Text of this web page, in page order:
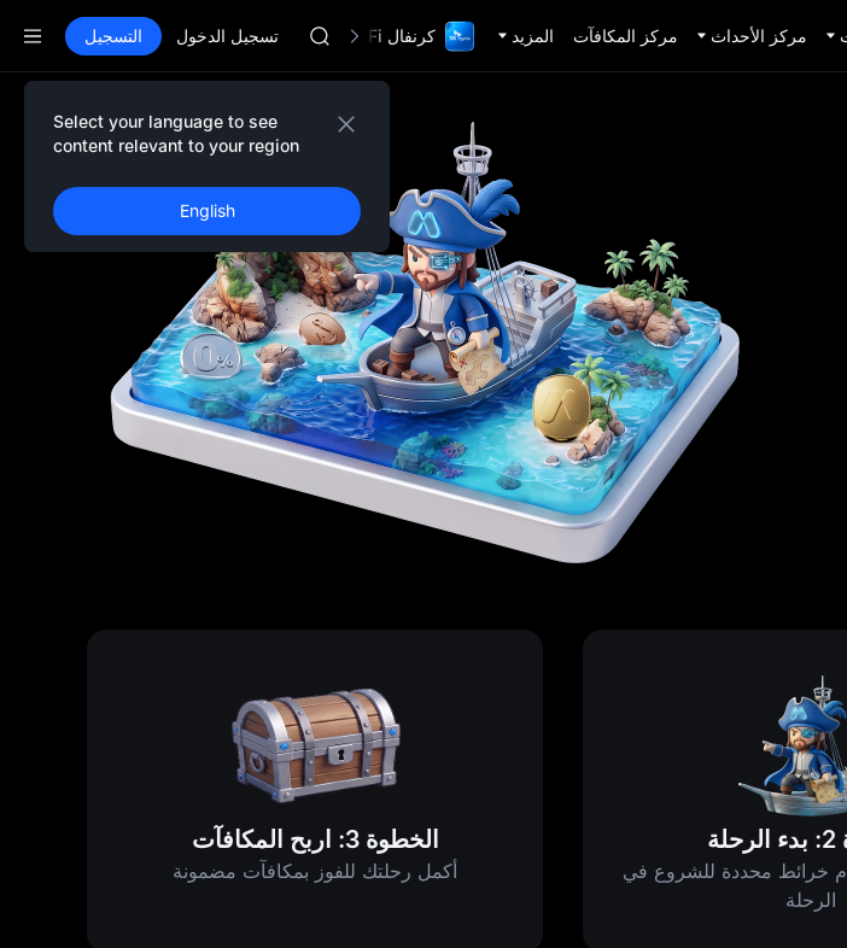
مركز الأحداث مركز المكافآت المزيد كرنفال TradFi مع 1,000,000$
SKYAI
اشتراك سوق يونيتري ستار في 10 أغسطس
GOLD(XAU)
AAOI
تسجيل الدخول التسجيل
Select your language to see
content relevant to your region
English
تفاصيل الحدث
خرائط محددة للشروع في
الرحلة
الخطوة 3: اربح المكافآت
أكمل رحلتك للفوز بمكافآت مضمونة